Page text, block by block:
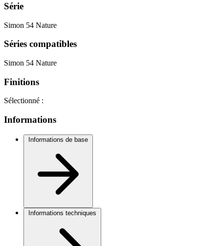
Série
Simon 54 Nature
Séries compatibles
Simon 54 Nature
Finitions
Sélectionné :
Informations